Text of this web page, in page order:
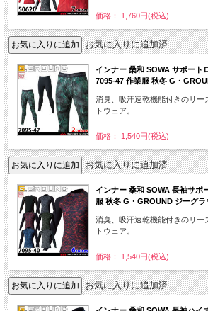
価格： 1,760円(税込)
お気に入りに追加済
インナー 桑和 SOWA サポート
7095-47 作業服 秋冬 G・
消臭、吸汗速乾機能付きのリー
トウェア。
価格： 1,540円(税込)
お気に入りに追加済
インナー 桑和 SOWA 長袖サポ
服 秋冬 G・GROUND ジーグラ
消臭、吸汗速乾機能付きのリー
トウェア。
価格： 1,540円(税込)
お気に入りに追加済